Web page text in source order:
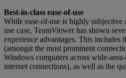
Best-in-class ease-of-use
While ease-of-use is highly subjective
use case, TeamViewer has shown
experience advantages. This includes
(amongst the most prominent
Windows computers across wide-
internet connections), as well as the